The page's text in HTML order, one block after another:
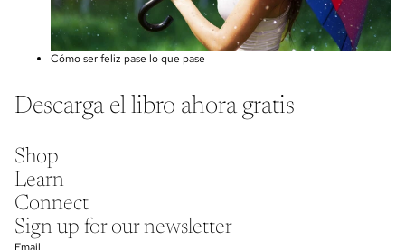
Cómo ser feliz pase lo que pase
Descarga el libro ahora gratis
Shop
Learn
Connect
Sign up for our newsletter